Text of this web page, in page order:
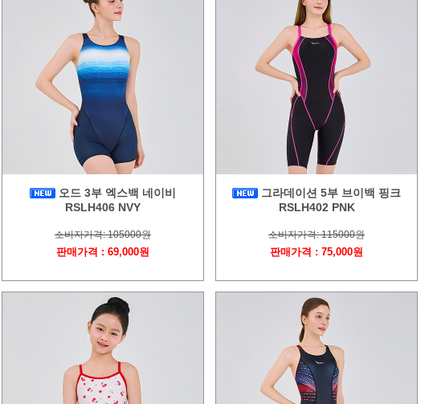
오드 3부 엑스백 네이비
RSLH406 NVY
소비자가격: 105000원
판매가격 : 69,000원
그라데이션 5부 브이백 핑크
RSLH402 PNK
소비자가격: 115000원
판매가격 : 75,000원